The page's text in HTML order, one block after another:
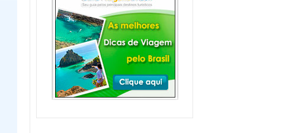
Garopaba e Região com
Crianças
Garopaba é um município de Santa
Catarina a 80 quilômetro...
Veja mais...
Litoral de Santa Catarina